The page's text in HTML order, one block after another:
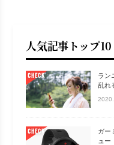
人気記事トップ10
CHECK
ラン
乱れ
CHECK
ガー
ュー